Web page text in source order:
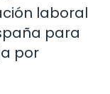
laboral
para
por